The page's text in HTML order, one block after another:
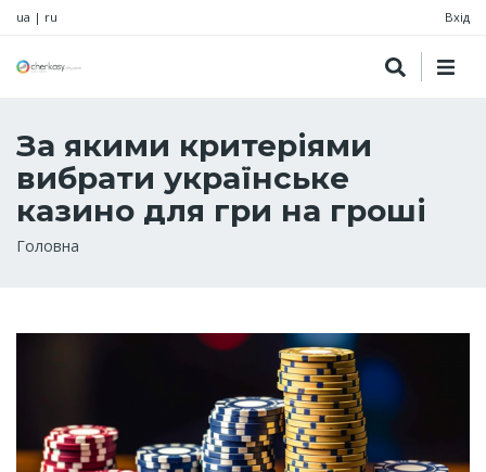
ua | ru Вхід
За якими критеріями
вибрати українське
казино для гри на гроші
Рядок
Головна